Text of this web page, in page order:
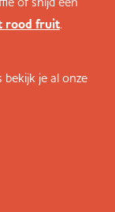
rood fruit.
je al onze